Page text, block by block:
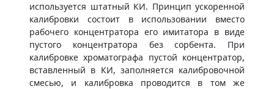
используется штатный КИ. Принцип ускоренной
калибровки состоит в использовании вместо
рабочего концентратора его имитатора в виде
пустого концентратора без сорбента. При
калибровке хроматографа пустой концентратор,
вставленный в КИ, заполняется калибровочной
смесью, и калибровка проводится в том же